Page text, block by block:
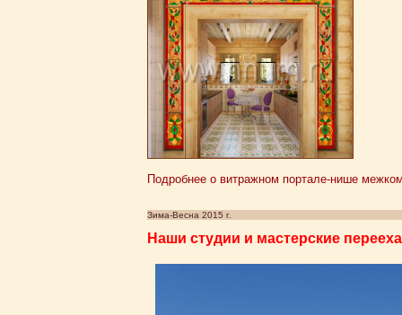
Подробнее о витражном портале-нише
Зима-Весна 2015 г.
Наши студии и мастерские